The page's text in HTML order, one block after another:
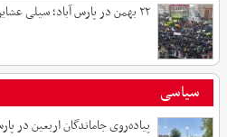
۲۲ بهمن در پارس آباد؛ سیلی عشایر مرزدار بر دشمنان انقلاب
سیاسی
پیاده‌روی جاماندگان اربعین در